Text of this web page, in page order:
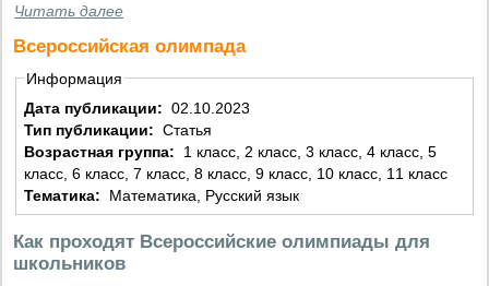
Читать далее
Всероссийская олимпада
Информация
Дата публикации: 02.10.2023
Тип публикации: Статья
Возрастная группа:
класс, 6 класс, 7 класс, 8 класс, 9 класс, 10 класс, 11 класс
Тематика:
Математика, Русский язык
Как проходят Всероссийские олимпиады для
школьников